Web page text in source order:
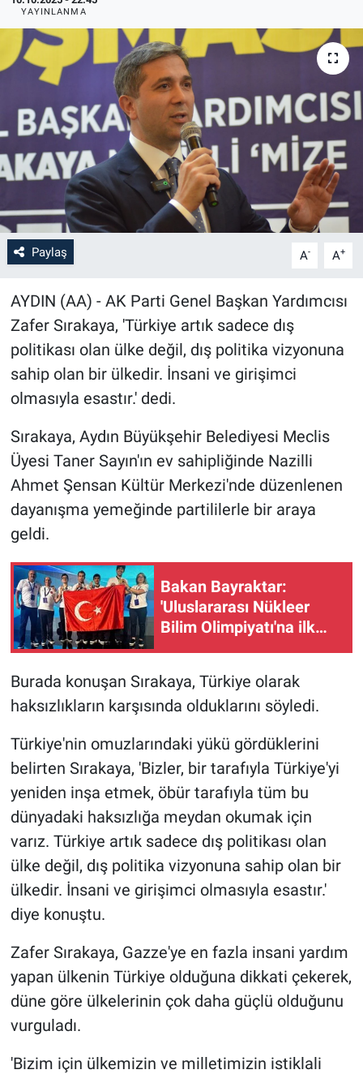
YAYINLANMA
Paylaş A- A+
AYDIN (AA) - AK Parti Genel Başkan Yardımcısı
Zafer Sırakaya, 'Türkiye artık sadece dış
politikası olan ülke değil, dış politika vizyonuna
sahip olan bir ülkedir. İnsani ve girişimci
olmasıyla esastır.' dedi.
Sırakaya, Aydın Büyükşehir Belediyesi Meclis
Üyesi Taner Sayın'ın ev sahipliğinde Nazilli
Ahmet Şensan Kültür Merkezi'nde düzenlenen
dayanışma yemeğinde partililerle bir araya
geldi.
Bakan Bayraktar:
'Uluslararası Nükleer
Bilim Olimpiyatı'na ilk
ile uluslararası arenaya
güçlü bir giriş yaptı'
Burada konuşan Sırakaya, Türkiye olarak
haksızlıkların karşısında olduklarını söyledi.
Türkiye'nin omuzlarındaki yükü gördüklerini
belirten Sırakaya, 'Bizler, bir tarafıyla Türkiye'yi
yeniden inşa etmek, öbür tarafıyla tüm bu
dünyadaki haksızlığa meydan okumak için
varız. Türkiye artık sadece dış politikası olan
ülke değil, dış politika vizyonuna sahip olan bir
ülkedir. İnsani ve girişimci olmasıyla esastır.'
diye konuştu.
Zafer Sırakaya, Gazze'ye en fazla insani yardım
yapan ülkenin Türkiye olduğuna dikkati çekerek,
düne göre ülkelerinin çok daha güçlü olduğunu
vurguladı.
'Bizim için ülkemizin ve milletimizin istiklali